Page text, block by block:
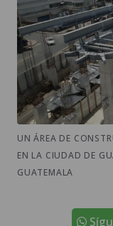
UN ÁREA DE
EN LA CIUDAD DE
Las